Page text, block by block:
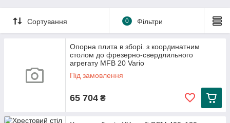
Сортування 0 Фільтри
Опорна плита в зборі. з координатним
столом до фрезерно-свердлильного
агрегату MFB 20 Vario
Під замовлення
65 704 ₴